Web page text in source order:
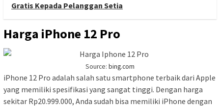
Gratis Kepada Pelanggan Setia
Harga iPhone 12 Pro
Source: bing.com
iPhone 12 Pro adalah salah satu smartphone terbaik dari Apple
yang memiliki spesifikasi yang sangat tinggi. Dengan harga
sekitar Rp20.999.000, Anda sudah bisa memiliki iPhone dengan